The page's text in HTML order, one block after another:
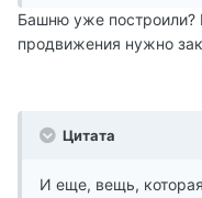
Башню уже построили?
продвижения нужно
Цитата
И еще, вещь,